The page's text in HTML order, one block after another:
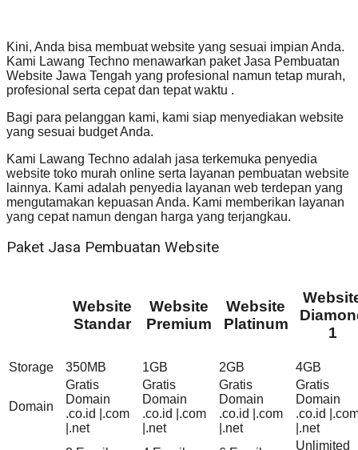
Kini, Anda bisa membuat website yang sesuai impian Anda.
Kami Lawang Techno menawarkan paket Jasa Pembuatan
Website Jawa Tengah yang profesional namun tetap murah,
profesional serta cepat dan tepat waktu .
Bagi para pelanggan kami, kami siap menyediakan website
yang sesuai budget Anda.
Kami Lawang Techno adalah jasa terkemuka penyedia
website toko murah online serta layanan pembuatan website
lainnya. Kami adalah penyedia layanan web terdepan yang
mengutamakan kepuasan Anda. Kami memberikan layanan
yang cepat namun dengan harga yang terjangkau.
Paket Jasa Pembuatan Website
Website
Standar
Website
Premium
Website
Platinum
1
Storage 350MB 1GB 2GB 4GB
Domain
Gratis
Domain
.co.id |.com
|.net
Gratis
Domain
.co.id |.com
|.net
Gratis
Domain
.co.id |.com
|.net
Gratis
Domain
.co.id
|.net
Unlimited